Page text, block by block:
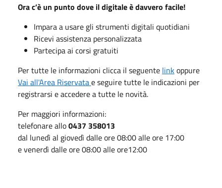
Ora c’è un punto dove il digitale è davvero facile!
Impara a usare gli strumenti digitali quotidiani
Ricevi assistenza personalizzata
Partecipa ai corsi gratuiti
Per tutte le informazioni clicca il seguente linkoppure
Vai all'Area Riservatae seguire tutte le indicazioni per
registrarsi e accedere a tutte le novità.
Per maggiori informazioni:
telefonare allo0437 358013
dal lunedì al giovedì dalle ore 08:00 alle ore 17:00
e venerdì dalle ore 08:00 alle ore12:00